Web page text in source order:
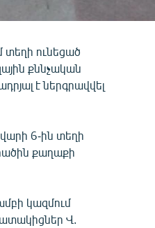
տեղի ունեցած
քննչական
է ներգրավվել
6-ին տեղի
քաղաքի
կազմում
Վ.